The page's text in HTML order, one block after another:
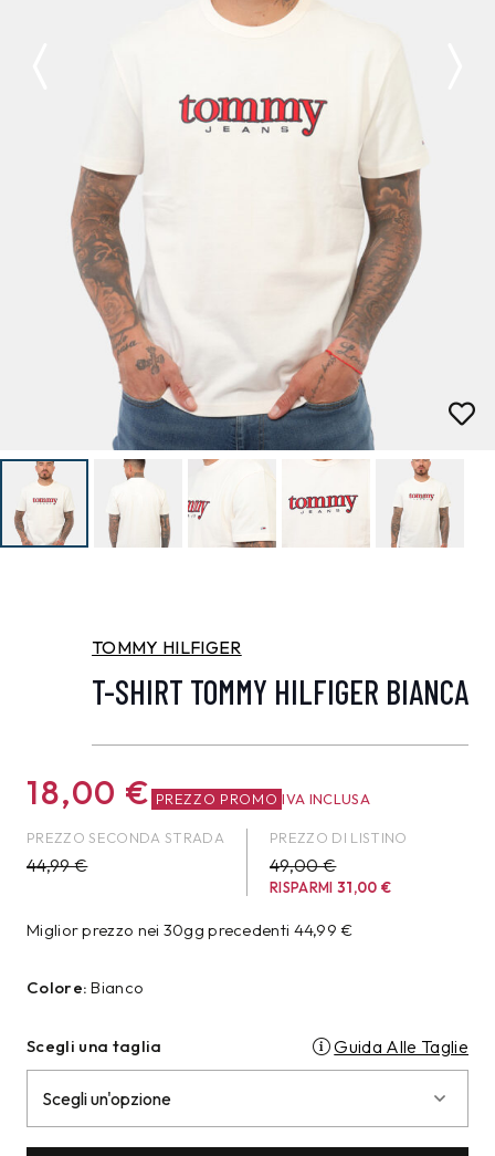
TOMMY HILFIGER
T-SHIRT TOMMY HILFIGER BIANCA
18,00 € PREZZO PROMO IVA INCLUSA
PREZZO SECONDA STRADA
44,99€
PREZZO DI LISTINO
49,00 €
RISPARMI31,00€
Miglior prezzo nei 30gg precedenti 44,99€
Colore: Bianco
Scegli una taglia Guida Alle Taglie